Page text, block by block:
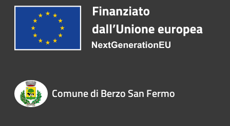
Comune di Berzo San Fermo